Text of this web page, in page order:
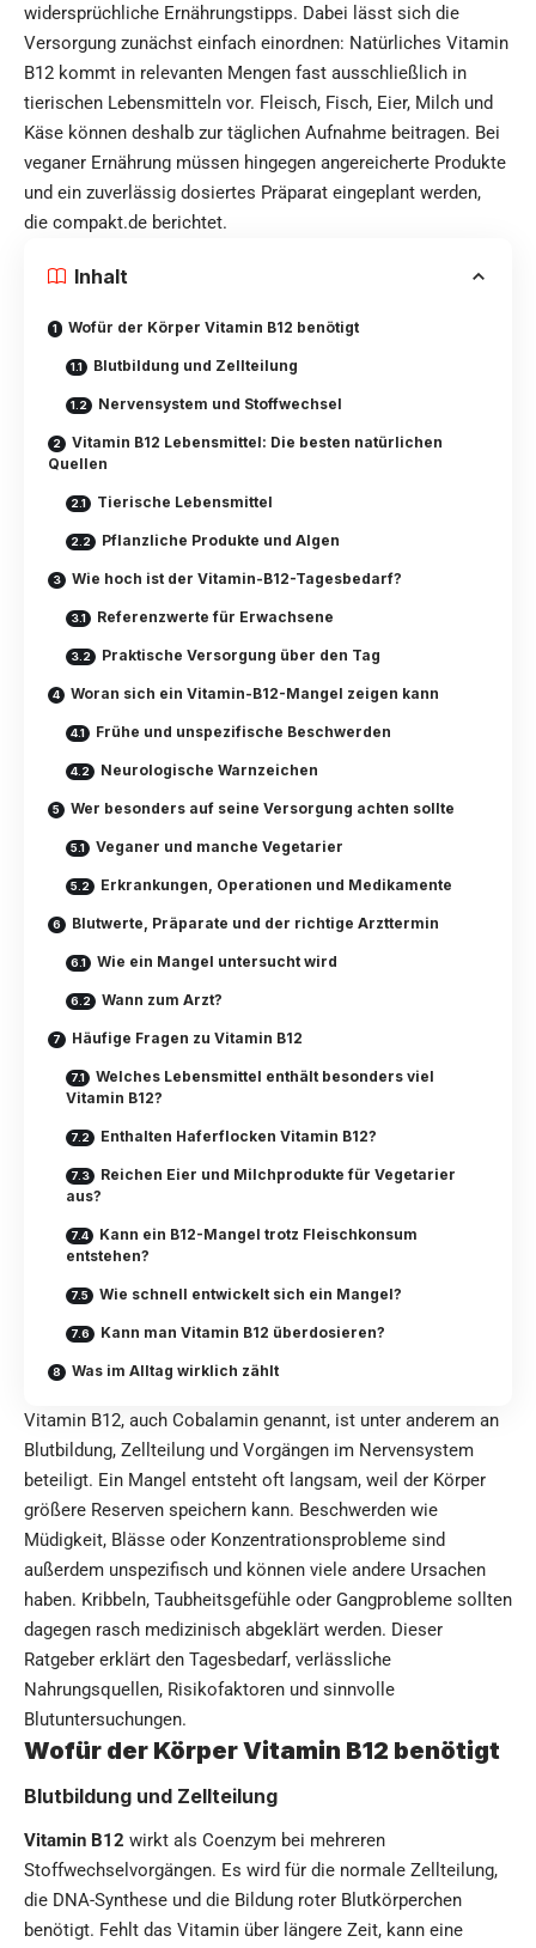
widersprüchliche Ernährungstipps. Dabei lässt sich die
Versorgung zunächst einfach einordnen: Natürliches Vitamin
B12 kommt in relevanten Mengen fast ausschließlich in
tierischen Lebensmitteln vor. Fleisch, Fisch, Eier, Milch und
Käse können deshalb zur täglichen Aufnahme beitragen. Bei
veganer Ernährung müssen hingegen angereicherte Produkte
und ein zuverlässig dosiertes Präparat eingeplant werden,
diе compakt.de berichtet.
Inhalt
Wofür der Körper Vitamin B12 benötigt
Blutbildung und Zellteilung
Nervensystem und Stoffwechsel
Vitamin B12 Lebensmittel: Die besten natürlichen
Quellen
Tierische Lebensmittel
Pflanzliche Produkte und Algen
Wie hoch ist der Vitamin-B12-Tagesbedarf?
Referenzwerte für Erwachsene
Praktische Versorgung über den Tag
Woran sich ein Vitamin-B12-Mangel zeigen kann
Frühe und unspezifische Beschwerden
Neurologische Warnzeichen
Wer besonders auf seine Versorgung achten sollte
Veganer und manche Vegetarier
Erkrankungen, Operationen und Medikamente
Blutwerte, Präparate und der richtige Arzttermin
Wie ein Mangel untersucht wird
Wann zum Arzt?
Häufige Fragen zu Vitamin B12
Welches Lebensmittel enthält besonders viel
Vitamin B12?
Enthalten Haferflocken Vitamin B12?
Reichen Eier und Milchprodukte für Vegetarier
aus?
Kann ein B12-Mangel trotz Fleischkonsum
entstehen?
Wie schnell entwickelt sich ein Mangel?
Kann man Vitamin B12 überdosieren?
Was im Alltag wirklich zählt
Vitamin B12, auch Cobalamin genannt, ist unter anderem an
Blutbildung, Zellteilung und Vorgängen im Nervensystem
beteiligt. Ein Mangel entsteht oft langsam, weil der Körper
größere Reserven speichern kann. Beschwerden wie
Müdigkeit, Blässe oder Konzentrationsprobleme sind
außerdem unspezifisch und können viele andere Ursachen
haben. Kribbeln, Taubheitsgefühle oder Gangprobleme sollten
dagegen rasch medizinisch abgeklärt werden. Dieser
Ratgeber erklärt den Tagesbedarf, verlässliche
Nahrungsquellen, Risikofaktoren und sinnvolle
Blutuntersuchungen.
Wofür der Körper Vitamin B12 benötigt
Blutbildung und Zellteilung
Vitamin B12 wirkt als Coenzym bei mehreren
Stoffwechselvorgängen. Es wird für die normale Zellteilung,
die DNA-Synthese und die Bildung roter Blutkörperchen
benötigt. Fehlt das Vitamin über längere Zeit, kann eine